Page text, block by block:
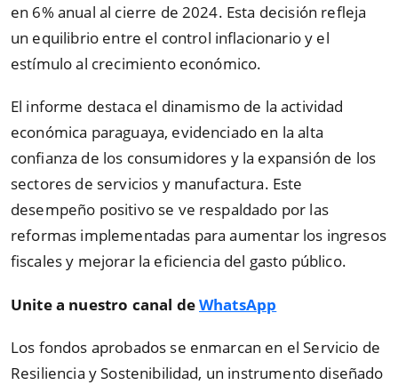
en 6% anual al cierre de 2024. Esta decisión refleja
un equilibrio entre el control inflacionario y el
estímulo al crecimiento económico.
El informe destaca el dinamismo de la actividad
económica paraguaya, evidenciado en la alta
confianza de los consumidores y la expansión de los
sectores de servicios y manufactura. Este
desempeño positivo se ve respaldado por las
reformas implementadas para aumentar los ingresos
fiscales y mejorar la eficiencia del gasto público.
Unite a nuestro canal deWhatsApp
Los fondos aprobados se enmarcan en el Servicio de
Resiliencia y Sostenibilidad, un instrumento diseñado